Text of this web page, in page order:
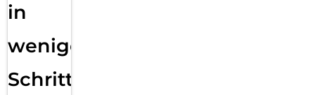
in
wenigen
Schritten